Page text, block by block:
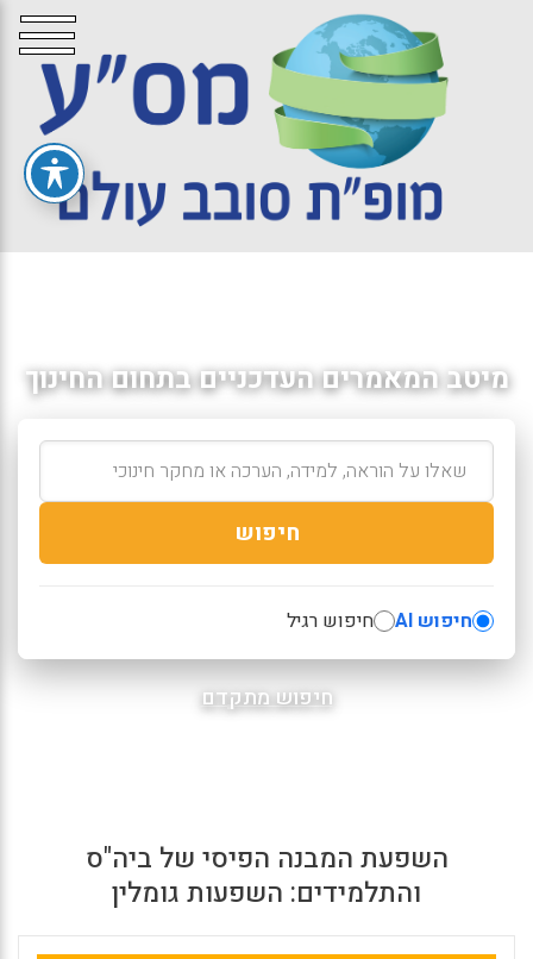
מיטב המאמרים העדכניים בתחום החינוך
חיפוש
חיפוש AI חיפוש רגיל
חיפוש מתקדם
השפעת המבנה הפיסי של ביה"ס
והתלמידים: השפעות גומלין